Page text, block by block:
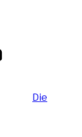
Die